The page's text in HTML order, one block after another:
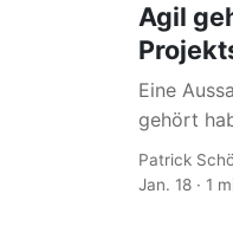
Agil
Eine
gehört
Patrick
Jan. 18 · 1